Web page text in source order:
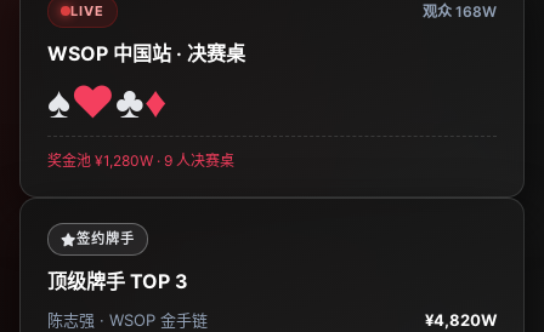
LIVE 观众 168W
WSOP 中国站 · 决赛桌
♠♥♣♦
奖金池 ¥1,280W · 9 人决赛桌
签约牌手
顶级牌手 TOP 3
陈志强 · WSOP 金手链
¥4,820W